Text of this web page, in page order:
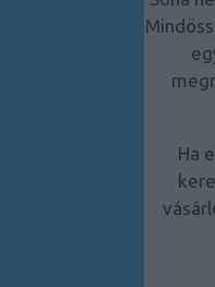
Ha